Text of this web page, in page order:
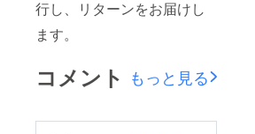
行し、リターンをお届けし
ます。
コメント もっと見る